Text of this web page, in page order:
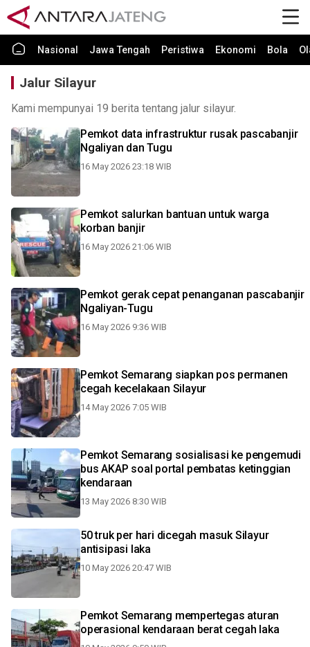
Nasional Jawa Tengah Peristiwa Ekonomi Bola
Jalur Silayur
Kami mempunyai 19 berita tentang jalur silayur.
Pemkot data infrastruktur rusak pascabanjir
Ngaliyan dan Tugu
16 May 2026 23:18 WIB
Pemkot salurkan bantuan untuk warga
korban banjir
16 May 2026 21:06 WIB
Pemkot gerak cepat penanganan pascabanjir
Ngaliyan-Tugu
16 May 2026 9:36 WIB
Pemkot Semarang siapkan pos permanen
cegah kecelakaan Silayur
14 May 2026 7:05 WIB
Pemkot Semarang sosialisasi ke pengemudi
bus AKAP soal portal pembatas ketinggian
kendaraan
13 May 2026 8:30 WIB
50 truk per hari dicegah masuk Silayur
antisipasi laka
10 May 2026 20:47 WIB
Pemkot Semarang mempertegas aturan
operasional kendaraan berat cegah laka